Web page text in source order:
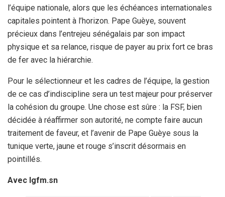
l’équipe nationale, alors que les échéances internationales
capitales pointent à l’horizon. Pape Guèye, souvent
précieux dans l’entrejeu sénégalais par son impact
physique et sa relance, risque de payer au prix fort ce bras
de fer avec la hiérarchie.
Pour le sélectionneur et les cadres de l’équipe, la gestion
de ce cas d’indiscipline sera un test majeur pour préserver
la cohésion du groupe. Une chose est sûre : la FSF, bien
décidée à réaffirmer son autorité, ne compte faire aucun
traitement de faveur, et l’avenir de Pape Guèye sous la
tunique verte, jaune et rouge s’inscrit désormais en
pointillés.
Avec Igfm.sn